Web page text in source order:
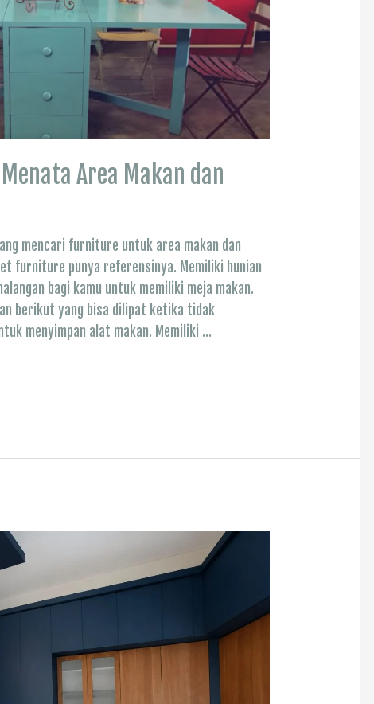
Area Makan dan
mencari furniture untuk area makan dan
furniture punya referensinya. Memiliki hunian
bagi kamu untuk memiliki meja makan.
berikut yang bisa dilipat ketika tidak
menyimpan alat makan. Memiliki …